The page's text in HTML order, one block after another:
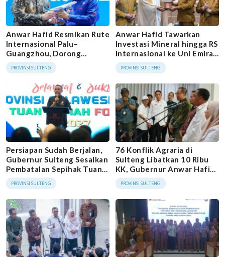
Anwar Hafid Resmikan Rute
Internasional Palu–
Guangzhou, Dorong
Investasi dan Perdagangan
PROVINSI SULTENG
Anwar Hafid Tawarkan
Investasi Mineral hingga RS
Internasional ke Uni Emirat
Arab
PROVINSI SULTENG
Persiapan Sudah Berjalan,
Gubernur Sulteng Sesalkan
Pembatalan Sepihak Tuan
Rumah FORNAS 2027
PROVINSI SULTENG
76 Konflik Agraria di
Sulteng Libatkan 10 Ribu
KK, Gubernur Anwar Hafid
Minta GTRA Dioptimalkan
PROVINSI SULTENG